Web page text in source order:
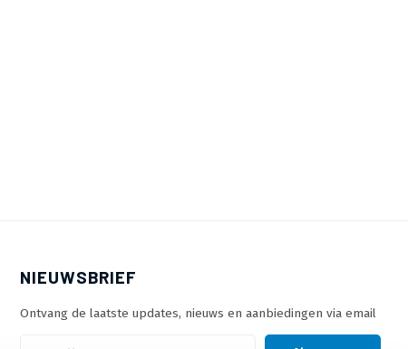
NIEUWSBRIEF
Ontvang de laatste updates, nieuws en aanbiedingen via email